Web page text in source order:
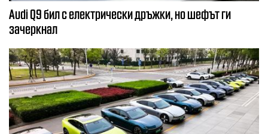
Audi Q9 бил с електрически дръжки, но шефът ги
зачеркнал